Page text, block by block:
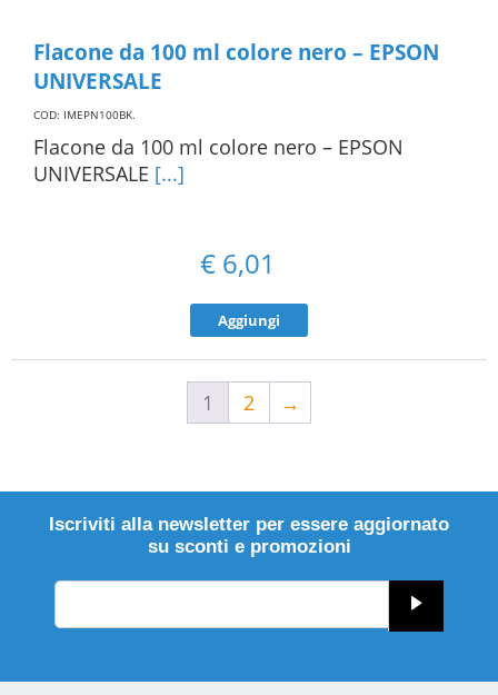
Flacone da 100 ml colore nero – EPSON
UNIVERSALE
COD: IMEPN100BK.
Flacone da 100 ml colore nero – EPSON
UNIVERSALE [...]
€ 6,01
Aggiungi
1 2 →
Iscriviti alla newsletter per essere aggiornato
su sconti e promozioni